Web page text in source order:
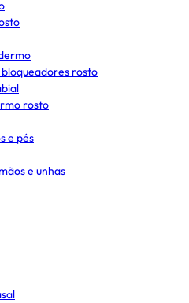
rosto
rosto
e pés
e unhas